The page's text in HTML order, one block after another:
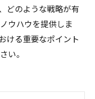
どのような戦略が有
ウハウを提供しま
ける重要なポイント
い。